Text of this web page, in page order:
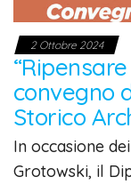
2 Ottobre 2024
convegno
Storico
In occasione
Grotowski, il